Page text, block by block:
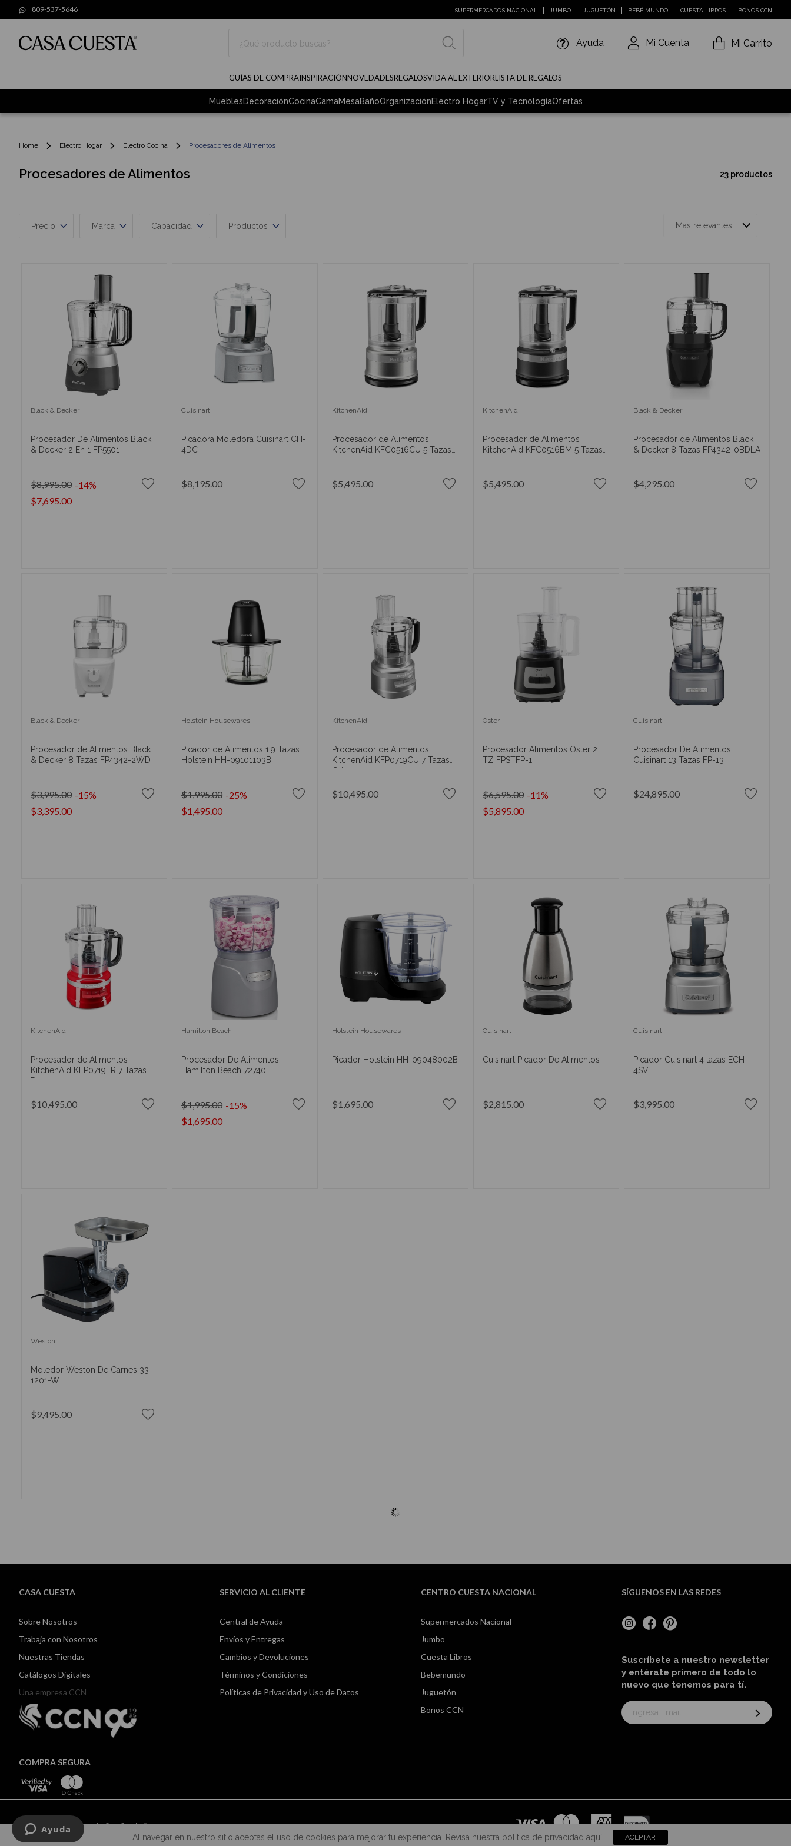
Al navegar en nuestro sitio aceptas el uso de cookies para mejorar tu experiencia. Revisa nuestra política de privacidad aquí. ACEPTAR
809-537-5646 SUPERMERCADOS NACIONAL JUMBO JUGUETÓN BEBÉ MUNDO CUESTA LIBROS BONOS CCN
Ayuda Mi Cuenta Mi Carrito
GUÍAS DE COMPRAINSPIRACIÓNNOVEDADESREGALOSVIDA AL EXTERIORLISTA DE REGALOS
MueblesDecoraciónCocinaCamaMesaBañoOrganizaciónElectro HogarTV y TecnologíaOfertas
Home Electro Hogar Electro Cocina Procesadores de Alimentos
Procesadores de Alimentos 23 productos
Precio Marca Capacidad Productos
Black & Decker
Procesador De Alimentos Black
& Decker 2 En 1 FP5501
$7,695.00
$8,995.00 -14%
Cuisinart
Picadora Moledora Cuisinart CH-
4DC
$8,195.00
KitchenAid
Procesador de Alimentos
KitchenAid KFC0516CU 5 Tazas
Gris
$5,495.00
KitchenAid
Procesador de Alimentos
KitchenAid KFC0516BM 5 Tazas
Negro
$5,495.00
Black & Decker
Procesador de Alimentos Black
& Decker 8 Tazas FP4342-0BDLA
$4,295.00
Black & Decker
Procesador de Alimentos Black
& Decker 8 Tazas FP4342-2WD
$3,395.00
$3,995.00 -15%
Holstein Housewares
Picador de Alimentos 1.9 Tazas
Holstein HH-09101103B
$1,495.00
$1,995.00 -25%
KitchenAid
Procesador de Alimentos
KitchenAid KFP0719CU 7 Tazas
Gris
$10,495.00
Oster
Procesador Alimentos Oster 2
TZ FPSTFP-1
$5,895.00
$6,595.00 -11%
Cuisinart
Procesador De Alimentos
Cuisinart 13 Tazas FP-13
$24,895.00
KitchenAid
Procesador de Alimentos
KitchenAid KFP0719ER 7 Tazas
Rojo
$10,495.00
Hamilton Beach
Procesador De Alimentos
Hamilton Beach 72740
$1,695.00
$1,995.00 -15%
Holstein Housewares
Picador Holstein HH-09048002B
$1,695.00
Cuisinart
Cuisinart Picador De Alimentos
$2,815.00
Cuisinart
Picador Cuisinart 4 tazas ECH-
4SV
$3,995.00
Weston
Moledor Weston De Carnes 33-
1201-W
$9,495.00
CASA CUESTA
Sobre Nosotros
Trabaja con Nosotros
Nuestras Tiendas
Catálogos Digitales
Una empresa CCN
COMPRA SEGURA
SERVICIO AL CLIENTE
Central de Ayuda
Envíos y Entregas
Cambios y Devoluciones
Términos y Condiciones
Políticas de Privacidad y Uso de Datos
CENTRO CUESTA NACIONAL
Supermercados Nacional
Jumbo
Cuesta Libros
Bebemundo
Juguetón
Bonos CCN
SÍGUENOS EN LAS REDES
Suscríbete a nuestro newsletter
y entérate primero de todo lo
nuevo que tenemos para tí.
Suscríbase
al
Todos los derechos reservados Casa Cuesta ©2024